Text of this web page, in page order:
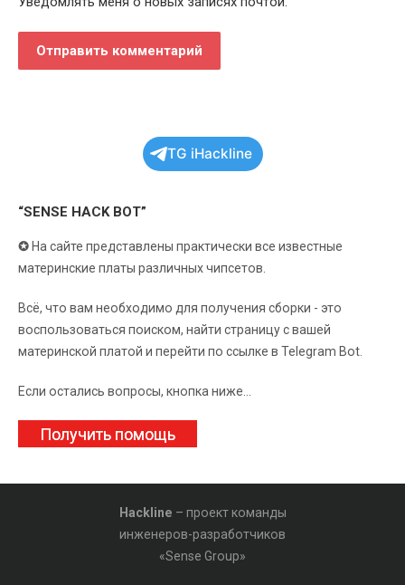
TG iHackline
“SENSE HACK BOT”
✪ На сайте представлены практически все известные
материнские платы различных чипсетов.
Всё, что вам необходимо для получения сборки - это
воспользоваться поиском, найти страницу с вашей
материнской платой и перейти по ссылке в Telegram Bot.
Если остались вопросы, кнопка ниже...
Получить помощь
Hackline – проект команды
инженеров-разработчиков
«Sense Group»